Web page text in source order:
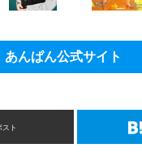
あんぱん公式サイト
スト